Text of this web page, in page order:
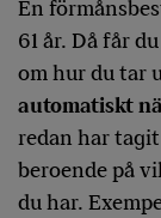
En
61 år. Då får
om hur du tar
automatiskt
redan har
beroende på
du har.